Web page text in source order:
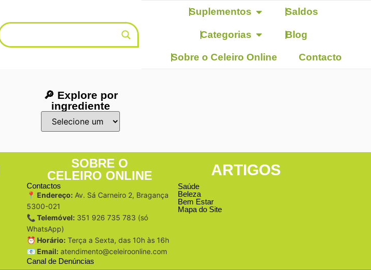
Suplementos Saldos
Categorias Blog
Sobre o Celeiro Online Contacto
🔎 Explore por
ingrediente
SOBRE O
CELEIRO ONLINE
Contactos
📍 Endereço: Av. Sá Carneiro 2, Bragança
5300-021
📞 Telemóvel: 351 926 735 783 (só
WhatsApp)
⏰ Horário: Terça a Sexta, das 10h às 16h
📧 Email: atendimento@celeiroonline.com
Canal de Denúncias
ARTIGOS
Saúde
Beleza
Bem Estar
Mapa do Site